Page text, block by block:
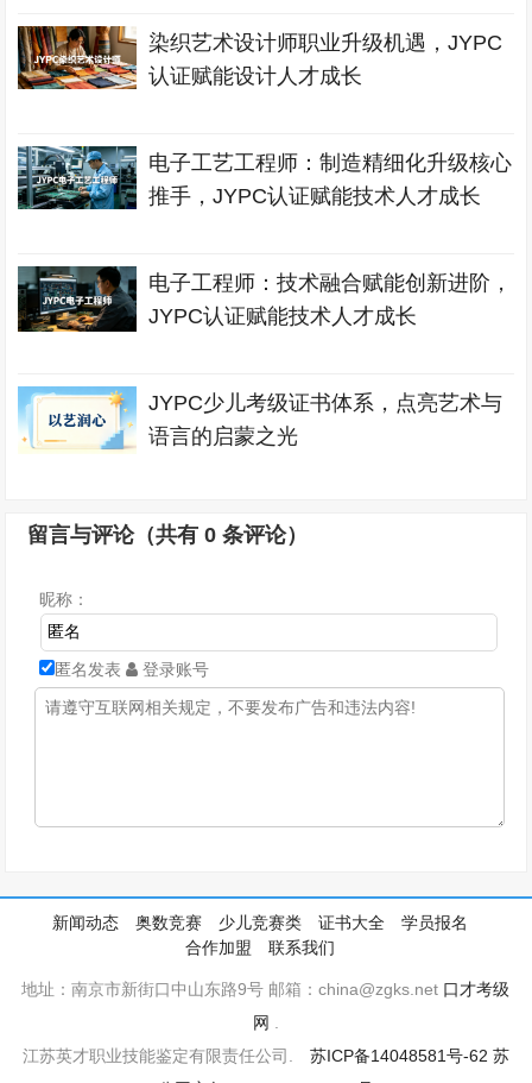
染织艺术设计师职业升级机遇，JYPC
认证赋能设计人才成长
电子工艺工程师：制造精细化升级核心
推手，JYPC认证赋能技术人才成长
电子工程师：技术融合赋能创新进阶，
JYPC认证赋能技术人才成长
JYPC少儿考级证书体系，点亮艺术与
语言的启蒙之光
留言与评论（共有0 条评论）
昵称：
匿名发表 登录账号
新闻动态 奥数竞赛 少儿竞赛类 证书大全
学员报名
合作加盟
联系我们
地址：南京市新街口中山东路9号 邮箱：china@zgks.net 口才考级
网
江苏英才职业技能鉴定有限责任公司. 苏ICP备14048581号-62 苏